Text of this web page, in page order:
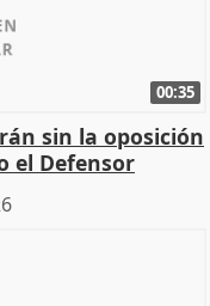
00:35
sin la oposición
el Defensor